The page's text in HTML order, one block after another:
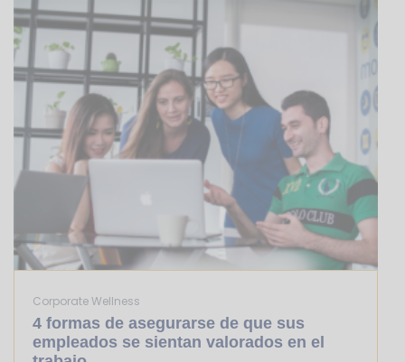
Corporate Wellness
4 formas de asegurarse de que sus
empleados se sientan valorados en el